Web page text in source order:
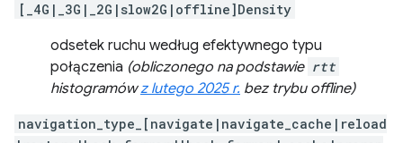
[_4G|_3G|_2G|slow2G|offline]Density
odsetek ruchu według efektywnego typu
połączenia (obliczonego na podstawie rtt
histogramówz lutego 2025 r. bez trybu offline)
navigation_type_[navigate|navigate_cache|reload